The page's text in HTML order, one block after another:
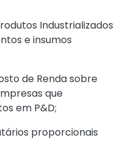
Industrializados
e insumos
de Renda sobre
que
em P&D;
proporcionais